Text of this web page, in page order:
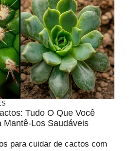
Tudo O Que Você
Mantê-Los Saudáveis
para cuidar de cactos com